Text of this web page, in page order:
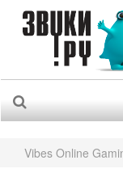
Vibes Online